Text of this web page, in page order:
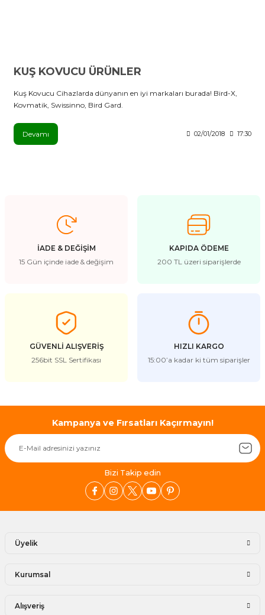
KUŞ KOVUCU ÜRÜNLER
Kuş Kovucu Cihazlarda dünyanın en iyi markaları burada! Bird-X,
Kovmatik, Swissinno, Bird Gard.
Devamı 02/01/2018 17:30
İADE & DEĞİŞİM
15 Gün içinde iade & değişim
KAPIDA ÖDEME
200 TL üzeri siparişlerde
GÜVENLİ ALIŞVERİŞ
256bit SSL Sertifikası
HIZLI KARGO
15:00’a kadar ki tüm siparişler
Kampanya ve Fırsatları Kaçırmayın!
Bizi Takip edin
Üyelik
Kurumsal
Alışveriş